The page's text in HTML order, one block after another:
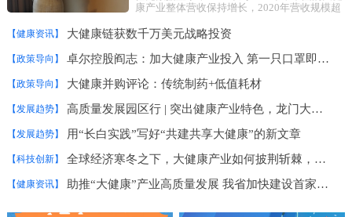
康产业整体营收保持增长，2020年营收规模超
8.1%。艾媒
【健康资讯】 大健康链获数千万美元战略投资
【政策导向】 卓尔控股阎志：加大健康产业投入 第一只口罩即将出产
【政策导向】 大健康并购评论：传统制药+低值耗材
【发展趋势】 高质量发展园区行 | 突出健康产业特色，龙门大健康产业园走差异化发展之路
【发展趋势】 用“长白实践”写好“共建共享大健康”的新文章
【科技创新】 全球经济寒冬之下，大健康产业如何披荆斩棘，冲破困局？
【健康资讯】 助推“大健康”产业高质量发展 我省加快建设首家国家市场监管重点实验室